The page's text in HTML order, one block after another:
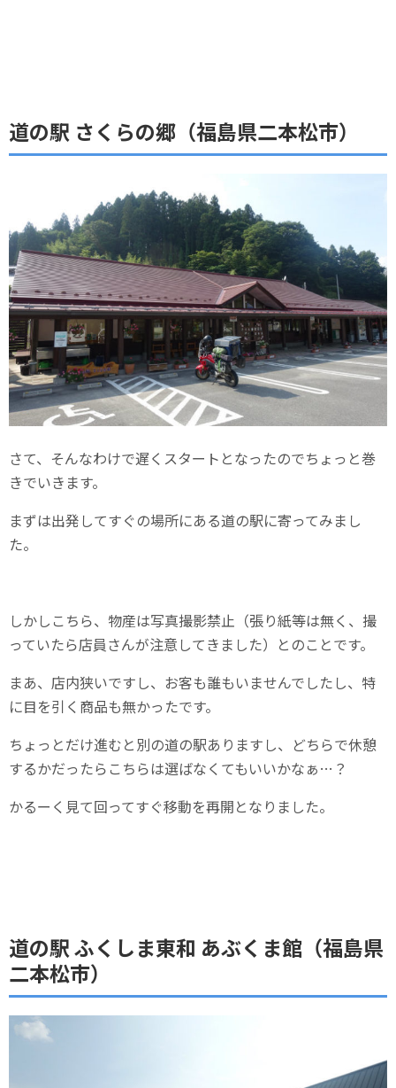
道の駅 さくらの郷（福島県二本松市）
さて、そんなわけで遅くスタートとなったのでちょっと巻
きでいきます。
まずは出発してすぐの場所にある道の駅に寄ってみまし
た。
しかしこちら、物産は写真撮影禁止（張り紙等は無く、撮
っていたら店員さんが注意してきました）とのことです。
まあ、店内狭いですし、お客も誰もいませんでしたし、特
に目を引く商品も無かったです。
ちょっとだけ進むと別の道の駅ありますし、どちらで休憩
するかだったらこちらは選ばなくてもいいかなぁ…？
かるーく見て回ってすぐ移動を再開となりました。
道の駅 ふくしま東和 あぶくま館（福島県
二本松市）